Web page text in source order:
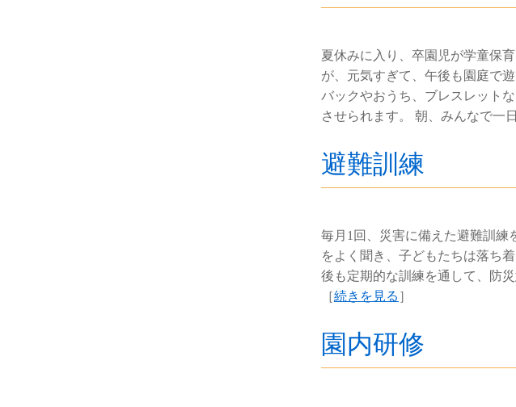
夏休みに入り、卒園児が学童保
が、元気すぎて、午後も園庭で
バックやおうち、ブレスレット
させられます。 朝、みんなで一
避難訓練
毎月1回、災害に備えた避難訓練
をよく聞き、子どもたちは落ち
後も定期的な訓練を通して、防
［続きを見る ］
園内研修